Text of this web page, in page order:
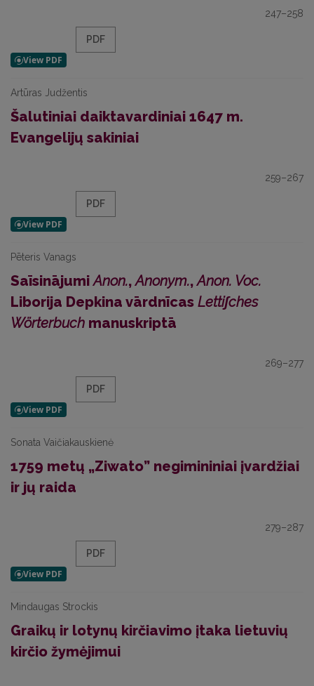
247–258
PDF
Artūras Judžentis
Šalutiniai daiktavardiniai 1647 m.
Evangelijų sakiniai
259–267
PDF
Pēteris Vanags
SaīsinājumiAnon.,Anonym.,Anon. Voc.
Liborija Depkina vārdnīcas Lettiʃches
Wörterbuch manuskriptā
269–277
PDF
Sonata Vaičiakauskienė
1759 metų „Ziwato” negimininiai įvardžiai
ir jų raida
279–287
PDF
Mindaugas Strockis
Graikų ir lotynų kirčiavimo įtaka lietuvių
kirčio žymėjimui